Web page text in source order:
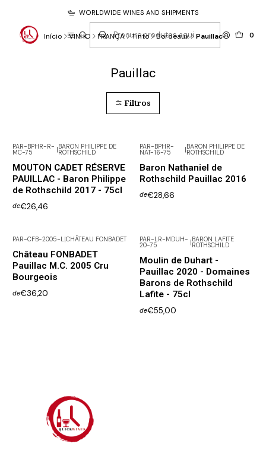
0
WORLDWIDE WINES AND SHIPMENTS
Início VINHO FRANÇA Tinto Bordeaux Pauillac
Pauillac
Filtros
PAR-BPHR-R-
MC-75 |BARON PHILIPPE DE
ROTHSCHILD
MOUTON CADET RÉSERVE
PAUILLAC - Baron Philippe
de Rothschild 2017 - 75cl
de€26,46
Não Disponível
PAR-BPHR-
NAT-16-75 |BARON PHILIPPE DE
ROTHSCHILD
Baron Nathaniel de
Rothschild Pauillac 2016
de€28,66
PAR-CFB-2005-L CHÂTEAU FONBADET
Château FONBADET
Pauillac M.C. 2005 Cru
Bourgeois
de€36,20
PAR-LR-MDUH-
20-75
BARON LAFITE
ROTHSCHILD
Moulin de Duhart -
Pauillac 2020 - Domaines
Barons de Rothschild
Lafite - 75cl
de€55,00